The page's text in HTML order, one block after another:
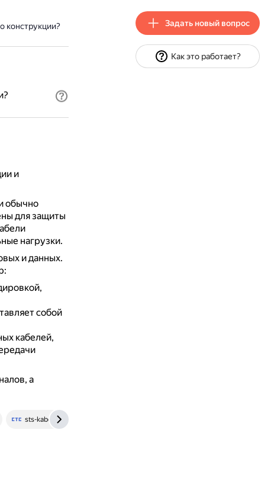
конструкции?
и
обычно
для защиты
нагрузки.
и данных.
собой
кабелей,
а
sts-kabel.ru
Задать новый вопрос
Как это работает?